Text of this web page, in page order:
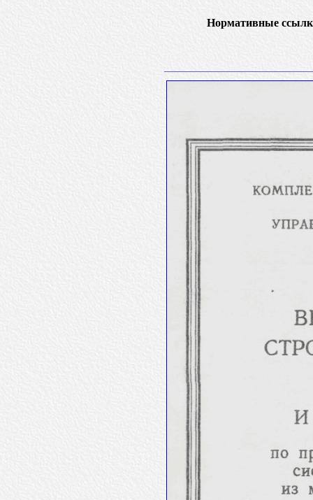
Нормативные